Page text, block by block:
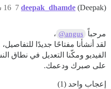
deepak_dhamde (Deepak) 16 سبتمبر 2024، 11:04ص 7
مرحباً @angus ،
لقد أنشأنا مفتاحًا جديدًا
الفيديو ومكّنا التعديل في نطاق
على صبرك ودعمك.
إعجاب واحد (1)